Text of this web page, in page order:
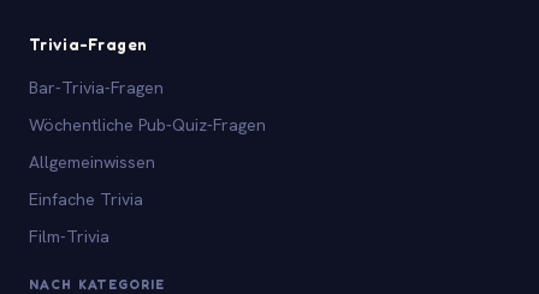
Trivia-Fragen
Bar-Trivia-Fragen
Wöchentliche Pub-Quiz-Fragen
Allgemeinwissen
Einfache Trivia
Film-Trivia
NACH KATEGORIE